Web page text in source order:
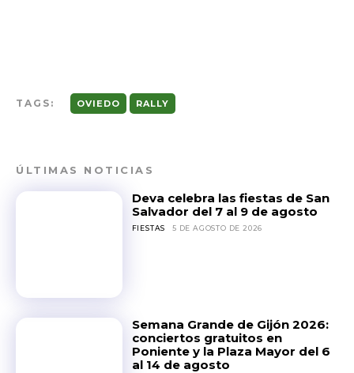
TAGS: OVIEDO RALLY
ÚLTIMAS NOTICIAS
Deva celebra las fiestas de San
Salvador del 7 al 9 de agosto
FIESTAS 5 DE AGOSTO DE 2026
Semana Grande de Gijón 2026:
conciertos gratuitos en
Poniente y la Plaza Mayor del 6
al 14 de agosto